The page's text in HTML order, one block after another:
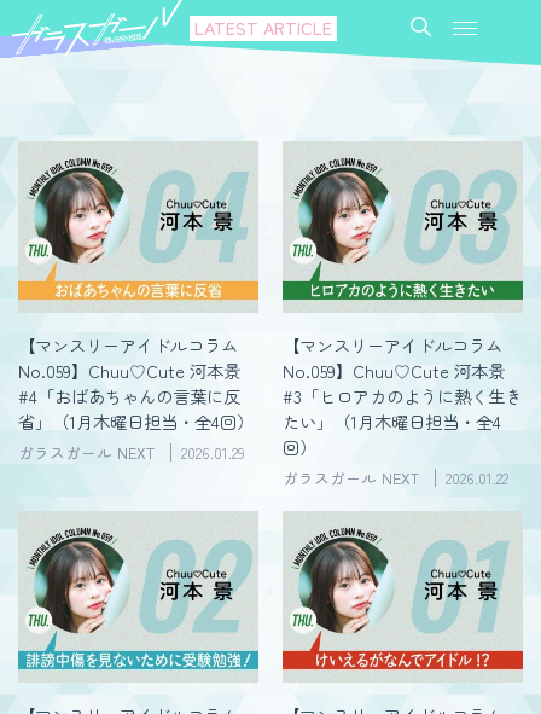
LATEST ARTICLE
【マンスリーアイドルコラム
No.059】Chuu♡Cute 河本景
#4「おばあちゃんの言葉に反
省」（1月木曜日担当・全4回）
ガラスガール NEXT 2026.01.29
【マンスリーアイドルコラム
No.059】Chuu♡Cute 河本景
#3「ヒロアカのように熱く生き
たい」（1月木曜日担当・全4
回）
ガラスガール NEXT 2026.01.22